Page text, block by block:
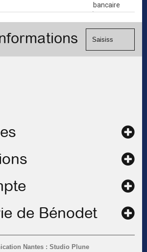
bancaire
(Mastercard,
Visa, ...) et
Nantes : Studio Plune
de Bénodet